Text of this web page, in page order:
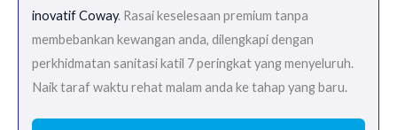
inovatif Coway. Rasai keselesaan premium tanpa
membebankan kewangan anda, dilengkapi dengan
perkhidmatan sanitasi katil 7 peringkat yang menyeluruh.
Naik taraf waktu rehat malam anda ke tahap yang baru.